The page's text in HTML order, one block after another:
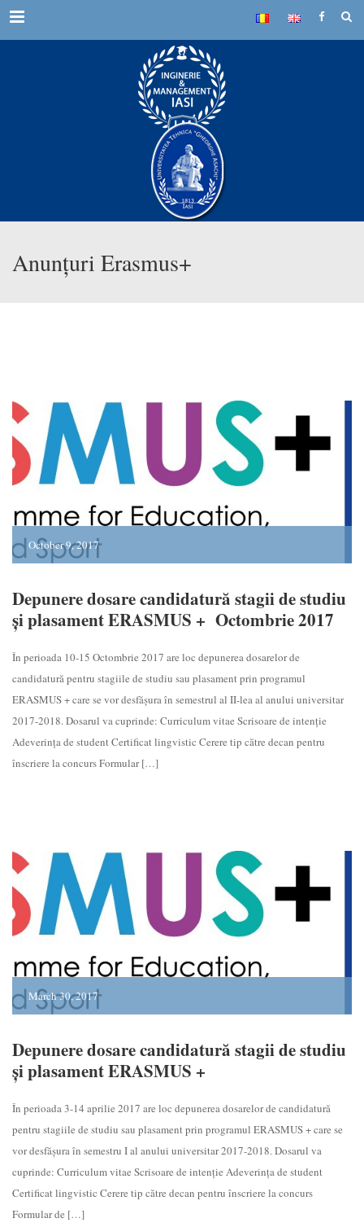
Menu
Anunțuri Erasmus+
October 9, 2017
Depunere dosare candidatură stagii de studiu
și plasament ERASMUS + Octombrie 2017
În perioada 10-15 Octombrie 2017 are loc depunerea dosarelor de
candidatură pentru stagiile de studiu sau plasament prin programul
ERASMUS + care se vor desfășura în semestrul al II-lea al anului universitar
2017-2018. Dosarul va cuprinde: Curriculum vitae Scrisoare de intenție
Adeverința de student Certificat lingvistic Cerere tip către decan pentru
înscriere la concurs Formular […]
March 30, 2017
Depunere dosare candidatură stagii de studiu
și plasament ERASMUS +
În perioada 3-14 aprilie 2017 are loc depunerea dosarelor de candidatură
pentru stagiile de studiu sau plasament prin programul ERASMUS + care se
vor desfășura în semestru I al anului universitar 2017-2018. Dosarul va
cuprinde: Curriculum vitae Scrisoare de intenție Adeverința de student
Certificat lingvistic Cerere tip către decan pentru înscriere la concurs
Formular de […]